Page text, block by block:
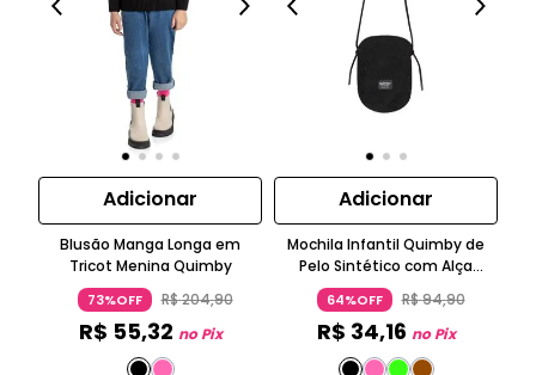
Adicionar
Blusão Manga Longa em
Tricot Menina Quimby
73%OFF R$204,90
R$ 55,32 no Pix
Adicionar
Mochila Infantil Quimby de
Pelo Sintético com Alça
Ajustável
64%OFF R$94,90
R$ 34,16 no Pix